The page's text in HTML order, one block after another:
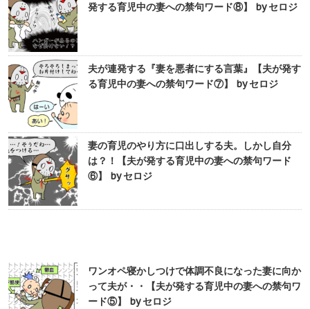
発する育児中の妻への禁句ワード⑧】 by セロジ
夫が連発する『妻を悪者にする言葉』【夫が発す
る育児中の妻への禁句ワード⑦】 by セロジ
妻の育児のやり方に口出しする夫。しかし自分
は？！【夫が発する育児中の妻への禁句ワード
⑥】 by セロジ
ワンオペ寝かしつけで体調不良になった妻に向か
って夫が・・【夫が発する育児中の妻への禁句ワ
ード⑤】 by セロジ